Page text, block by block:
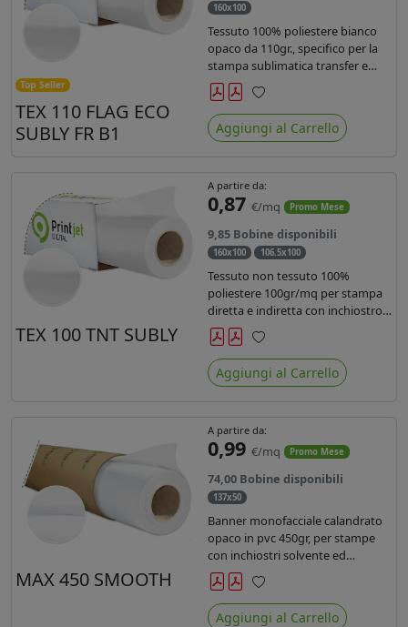
Top Seller
TEX 110 FLAG ECO
SUBLY FR B1
160x100
Tessuto 100% poliestere bianco
opaco da 110gr., specifico per la
stampa sublimatica transfer e
diretta. Ideale per la realizzazione
di stendardi e bandiere, grazie al
passaggio dell'inchiostro su
entrambi i lati. Dotato di
Preferiti
Aggiungi al Carrello
TEX 100 TNT SUBLY
A partire da:
0,87 €/mq Promo Mese
9,85 Bobine disponibili
160x100 106.5x100
Tessuto non tessuto 100%
poliestere 100gr/mq per stampa
diretta e indiretta con inchiostro
sublimatico, latex e uv.
Preferiti
Aggiungi al Carrello
MAX 450 SMOOTH
A partire da:
0,99 €/mq Promo Mese
74,00 Bobine disponibili
137x50
Banner monofacciale calandrato
opaco in pvc 450gr, per stampe
con inchiostri solvente ed
ecosolvente , uv e latex.
Preferiti
Aggiungi al Carrello